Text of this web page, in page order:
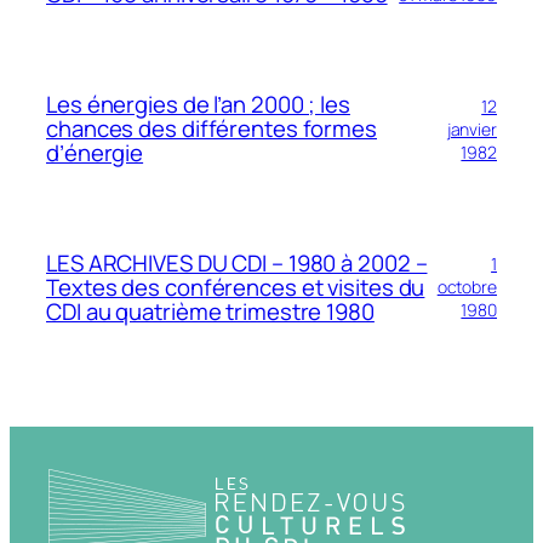
Les énergies de l’an 2000 ; les
chances des différentes formes
d’énergie
12
janvier
1982
LES ARCHIVES DU CDI – 1980 à 2002 –
Textes des conférences et visites du
CDI au quatrième trimestre 1980
1
octobre
1980